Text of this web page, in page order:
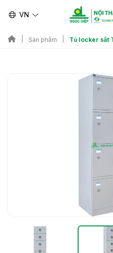
VN
Sản phẩm Tủ locker sắt